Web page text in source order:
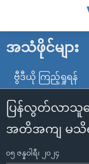
လွယ်ကူ
သည့်
Link
များ
ပင်မ
သို့
မူလစာမျက်နှာ
မြန်မာ
ကမ္ဘာ့သတင်းများ
နိုင်ငံတကာ
အမေရိကန်
အစ္စရေး-ပါလက်စတိုင်း
ဗွီဒီယို
သတင်းလွတ်လပ်ခွင့်
ရပ်ဝန်းတခု လမ်းတခု
အင်္ဂလိပ်စာလေ့လာမယ်
အသံဖိုင်များ
ဗွီဒီယို ကြည့်ရှုရန်
ပြန်လွတ်လာသူတွ
အတိအကျ မသိ
၀၅ ဇန္နဝါရီ၊ ၂၀၂၄